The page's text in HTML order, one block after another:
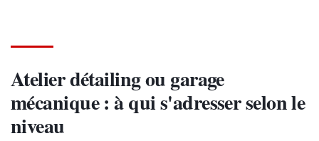
Atelier détailing ou garage
mécanique : à qui s'adresser selon le
niveau